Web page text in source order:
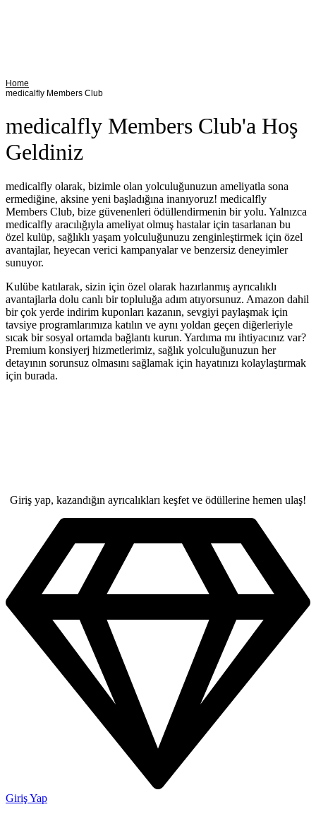
Home
medicalfly Members Club
medicalfly Members Club'a Hoş
Geldiniz
medicalfly olarak, bizimle olan yolculuğunuzun ameliyatla sona
ermediğine, aksine yeni başladığına inanıyoruz! medicalfly
Members Club, bize güvenenleri ödüllendirmenin bir yolu. Yalnızca
medicalfly aracılığıyla ameliyat olmuş hastalar için tasarlanan bu
özel kulüp, sağlıklı yaşam yolculuğunuzu zenginleştirmek için özel
avantajlar, heyecan verici kampanyalar ve benzersiz deneyimler
sunuyor.
Kulübe katılarak, sizin için özel olarak hazırlanmış ayrıcalıklı
avantajlarla dolu canlı bir topluluğa adım atıyorsunuz. Amazon dahil
bir çok yerde indirim kuponları kazanın, sevgiyi paylaşmak için
tavsiye programlarımıza katılın ve aynı yoldan geçen diğerleriyle
sıcak bir sosyal ortamda bağlantı kurun. Yardıma mı ihtiyacınız var?
Premium konsiyerj hizmetlerimiz, sağlık yolculuğunuzun her
detayının sorunsuz olmasını sağlamak için hayatınızı kolaylaştırmak
için burada.
Giriş yap, kazandığın ayrıcalıkları keşfet ve ödüllerine hemen ulaş!
Giriş Yap